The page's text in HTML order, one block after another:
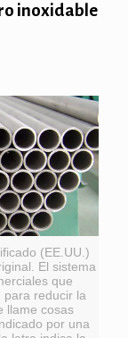
inoxidable
(EE.UU.)
El sistema
que
reducir la
llame cosas
por una